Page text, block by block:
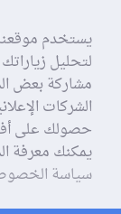
يستخدم
لتحليل
الشركات
حصولك على
يمكنك معرفة
سياسة